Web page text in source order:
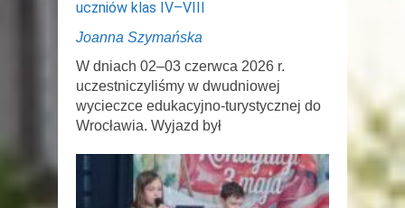
uczniów klas IV–VIII
Joanna Szymańska
W dniach 02–03 czerwca 2026 r.
uczestniczyliśmy w dwudniowej
wycieczce edukacyjno-turystycznej do
Wrocławia. Wyjazd był